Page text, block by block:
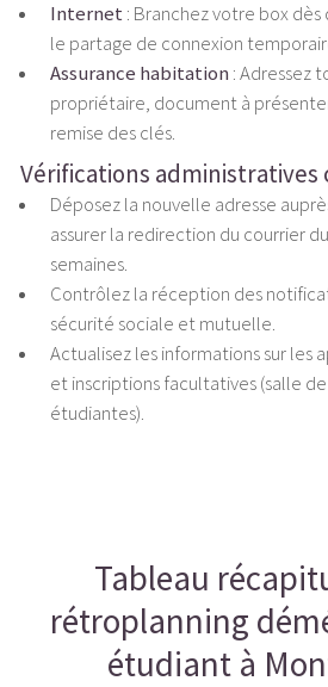
Internet : Branchez votre box
le partage de connexion
Assurance habitation : Adressez
propriétaire, document à
remise des clés.
Vérifications
Déposez la nouvelle adresse
assurer la redirection du courrier
semaines.
Contrôlez la réception des
sécurité sociale et mutuelle.
Actualisez les informations sur les
et inscriptions facultatives (salle
étudiantes).
Tableau
rétroplanning
étudiant à